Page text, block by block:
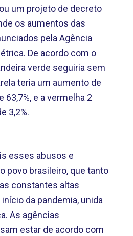
um projeto de decreto
os aumentos das
pela Agência
De acordo com o
verde seguiria sem
teria um aumento de
63,7%, e a vermelha 2
3,2%.
esses abusos e
povo brasileiro, que tanto
constantes altas
da pandemia, unida
As agências
estar de acordo com